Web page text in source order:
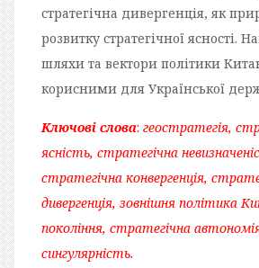
стратегічна дивергенція, як
розвитку стратегічної ясності.
шляхи та вектори політики
корисними для Української
Ключові слова: геостратегія,
ясність, стратегічна
стратегічна конвергенція,
дивергенція, зовнішня політика
покоління, стратегічна
сингулярність.